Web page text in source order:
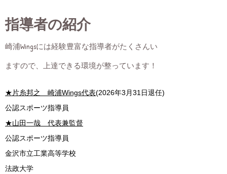
指導者の紹介
​崎浦Wingsには経験豊富な指導者がたくさんい
ますので、上達できる環境が整っています！
★片糸邦之 崎浦Wings代表(2026年3月31日退任)
公認スポーツ指導員
★山田一哉 代表兼監督
公認スポーツ指導員
金沢市立工業高等学校
法政大学